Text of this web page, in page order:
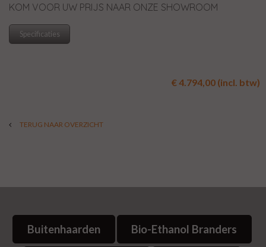
KOM VOOR UW PRIJS NAAR ONZE SHOWROOM
Specificaties
€ 4.794,00 (incl. btw)
TERUG NAAR OVERZICHT
Buitenhaarden Bio-Ethanol Branders